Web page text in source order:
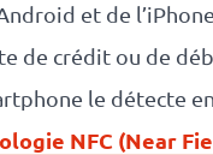
et de
de crédit ou de
le détecte
NFC (Near